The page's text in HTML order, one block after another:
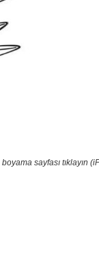
boyama sayfası tıklayın